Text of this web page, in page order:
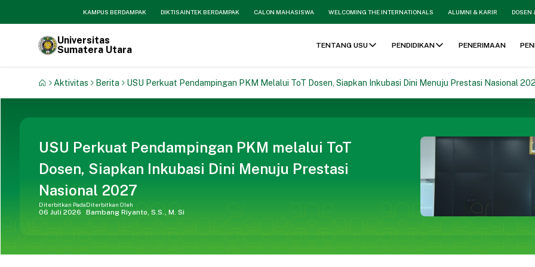
KAMPUS BERDAMPAK DIKTISAINTEK BERDAMPAK CALON MAHASISWA WELCOMING THE INTERNATIONALS ALUMNI & KARIR DOSEN
Universitas
Sumatera Utara
TENTANG USU PENDIDIKAN PENERIMAAN
Aktivitas Berita USU Perkuat Pendampingan PKM Melalui ToT Dosen, Siapkan Inkubasi Dini Menuju Prestasi Nasional
USU Perkuat Pendampingan PKM melalui ToT
Dosen, Siapkan Inkubasi Dini Menuju Prestasi
Nasional 2027
Diterbitkan Pada
06 Juli 2026
Diterbitkan Oleh
Bambang Riyanto, S.S., M. Si